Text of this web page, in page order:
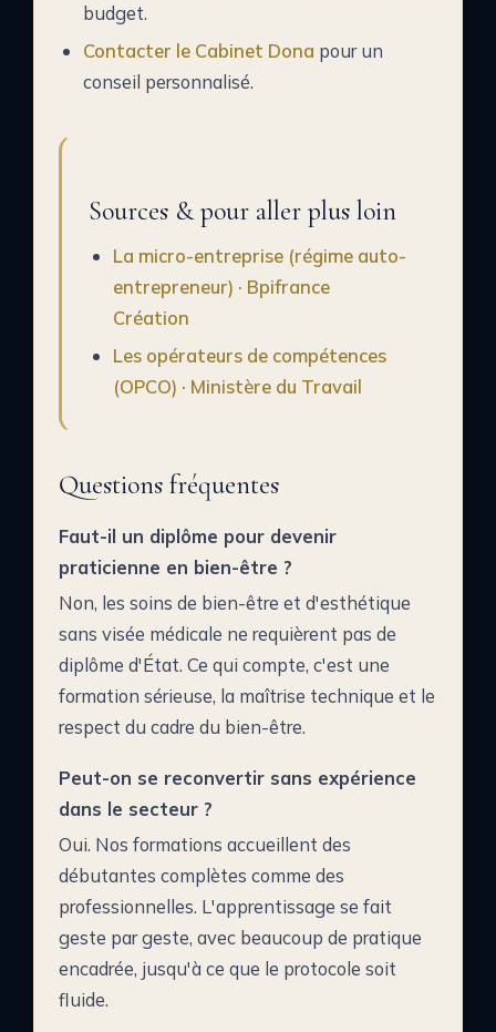
budget.
Contacter le Cabinet Dona pour un
conseil personnalisé.
Sources & pour aller plus loin
La micro-entreprise (régime auto-
entrepreneur) · Bpifrance
Création
Les opérateurs de compétences
(OPCO) · Ministère du Travail
Questions fréquentes
Faut-il un diplôme pour devenir
praticienne en bien-être ?
Non, les soins de bien-être et d'esthétique
sans visée médicale ne requièrent pas de
diplôme d'État. Ce qui compte, c'est une
formation sérieuse, la maîtrise technique et le
respect du cadre du bien-être.
Peut-on se reconvertir sans expérience
dans le secteur ?
Oui. Nos formations accueillent des
débutantes complètes comme des
professionnelles. L'apprentissage se fait
geste par geste, avec beaucoup de pratique
encadrée, jusqu'à ce que le protocole soit
fluide.